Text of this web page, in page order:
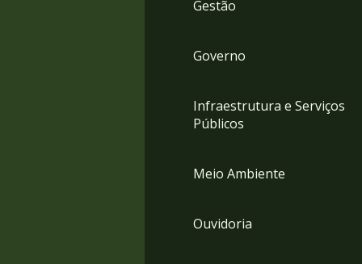
Gestão
Governo
Infraestrutura e Serviços
Públicos
Meio Ambiente
Ouvidoria